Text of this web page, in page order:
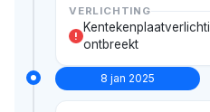
VERLICHTING
!
ontbreekt
8 jan 2025